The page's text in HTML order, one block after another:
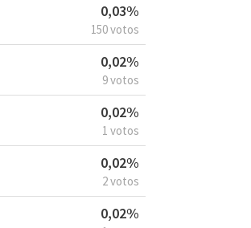
0,03%
150 votos
0,02%
9 votos
0,02%
1 votos
0,02%
2 votos
0,02%